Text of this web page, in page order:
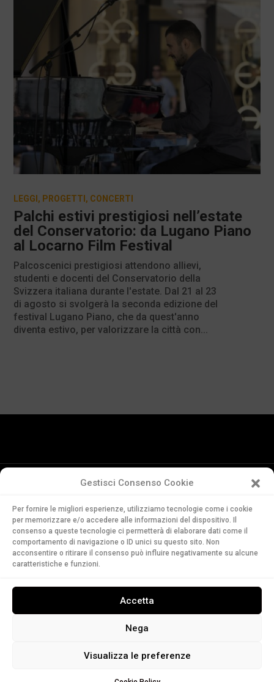
Gestisci Consenso Cookie
Per fornire le migliori esperienze, utilizziamo tecnologie come i cookie
per memorizzare e/o accedere alle informazioni del dispositivo. Il
consenso a queste tecnologie ci permetterà di elaborare dati come il
comportamento di navigazione o ID unici su questo sito. Non
acconsentire o ritirare il consenso può influire negativamente su alcune
caratteristiche e funzioni.
Accetta
Nega
Visualizza le preferenze
Palchi estivi prestigiosi nell’estate
del Conservatorio: da Lugano Piano
al Locarno Film Festival
LEGGI , PROGETTI , CONCERTI
Palcoscenici prestigiosi attendono allievi,
studenti e docenti del Conservatorio della
Svizzera italiana durante l'estate. Dal 21 al 23
di agosto si svolgerà la seconda edizione del
festival Lugano Piano, che da quest'anno
diventa estivo, per valorizzare la città con...
della Svizzera Italiana
Via Soldino 9
CH-6900 Lugano
T. +41 91 960 30 40
GUARDA
LEGGI
Web design by5115